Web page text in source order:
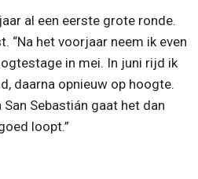
al een eerste grote ronde.
“Na het voorjaar neem ik even
in mei. In juni rijd ik
daarna opnieuw op hoogte.
Sebastián gaat het dan
loopt.”